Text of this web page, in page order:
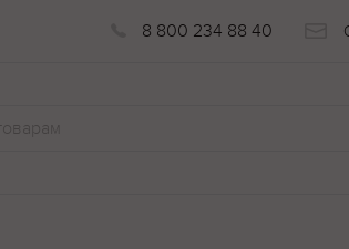
8 800 234 88 40